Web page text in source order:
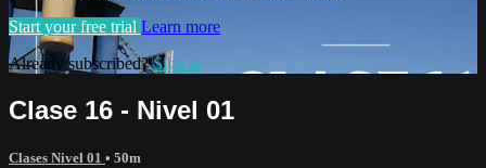
Start your free trial Learn more
Already subscribed?Sign in
Clase 16 - Nivel 01
Clases Nivel 01 • 50m